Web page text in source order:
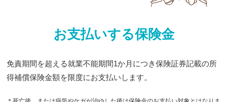
お支払いする保険金
免責期間を超える就業不能期間1か月につき保険証券記載の所
得補償保険金額を限度にお支払いします。